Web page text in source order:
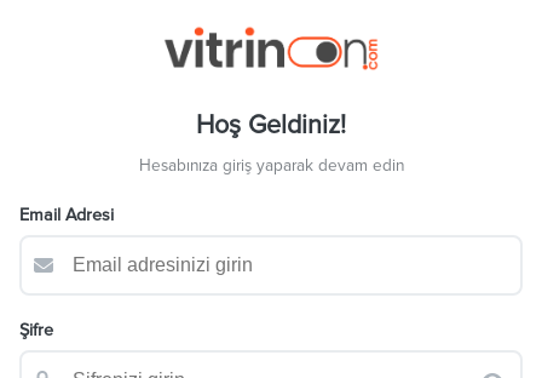
Hoş Geldiniz!
Hesabınıza giriş yaparak devam edin
Email Adresi
Şifre